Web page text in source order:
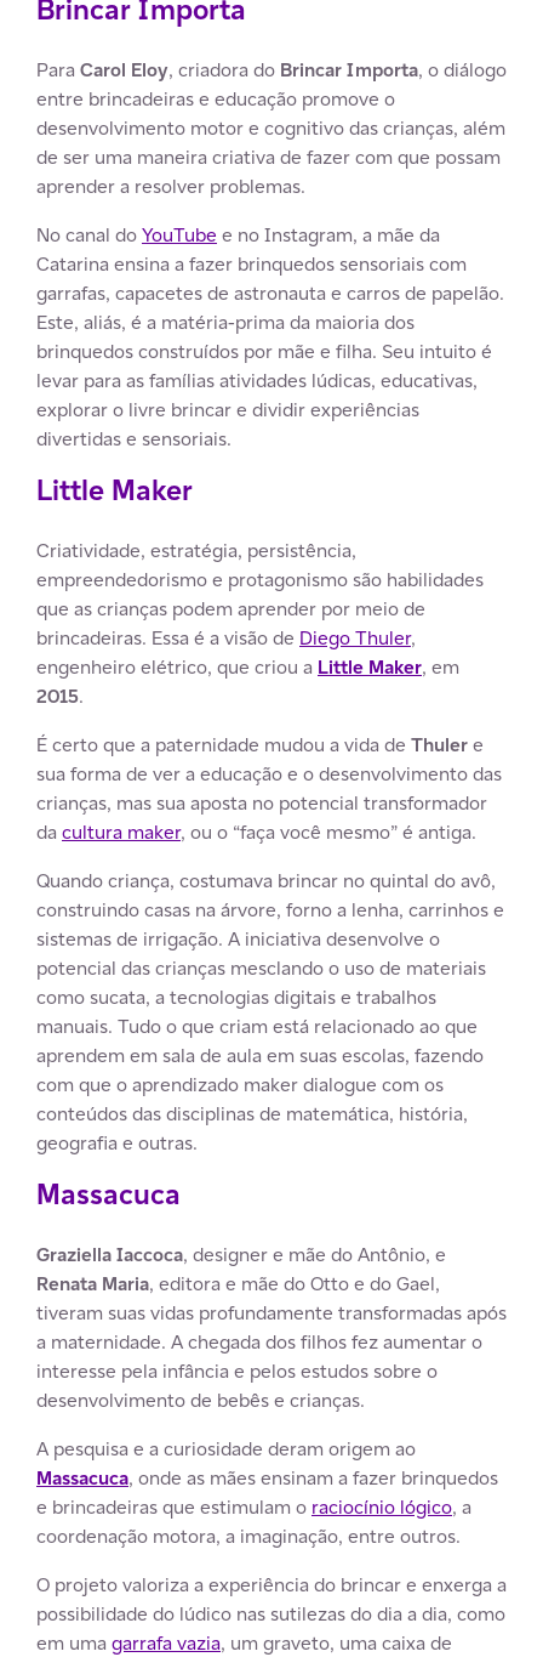
Brincar Importa
Para Carol Eloy, criadora do Brincar Importa, o diálogo
entre brincadeiras e educação promove o
desenvolvimento motor e cognitivo das crianças, além
de ser uma maneira criativa de fazer com que possam
aprender a resolver problemas.
No canal doYouTube e no Instagram, a mãe da
Catarina ensina a fazer brinquedos sensoriais com
garrafas, capacetes de astronauta e carros de papelão.
Este, aliás, é a matéria-prima da maioria dos
brinquedos construídos por mãe e filha. Seu intuito é
levar para as famílias atividades lúdicas, educativas,
explorar o livre brincar e dividir experiências
divertidas e sensoriais.
Little Maker
Criatividade, estratégia, persistência,
empreendedorismo e protagonismo são habilidades
que as crianças podem aprender por meio de
brincadeiras. Essa é a visão de Diego Thuler,
engenheiro elétrico, que criou a Little Maker, em
2015.
É certo que a paternidade mudou a vida de Thulere
sua forma de ver a educação e o desenvolvimento das
crianças, mas sua aposta no potencial transformador
da cultura maker, ou o “faça você mesmo” é antiga.
Quando criança, costumava brincar no quintal do avô,
construindo casas na árvore, forno a lenha, carrinhos e
sistemas de irrigação. A iniciativa desenvolve o
potencial das crianças mesclando o uso de materiais
como sucata, a tecnologias digitais e trabalhos
manuais. Tudo o que criam está relacionado ao que
aprendem em sala de aula em suas escolas, fazendo
com que o aprendizado maker dialogue com os
conteúdos das disciplinas de matemática, história,
geografia e outras.
Massacuca
Graziella Iaccoca, designer e mãe do Antônio, e
Renata Maria, editora e mãe do Otto e do Gael,
tiveram suas vidas profundamente transformadas após
a maternidade. A chegada dos filhos fez aumentar o
interesse pela infância e pelos estudos sobre o
desenvolvimento de bebês e crianças.
A pesquisa e a curiosidade deram origem ao
Massacuca, onde as mães ensinam a fazer brinquedos
e brincadeiras que estimulam o raciocínio lógico, a
coordenação motora, a imaginação, entre outros.
O projeto valoriza a experiência do brincar e enxerga a
possibilidade do lúdico nas sutilezas do dia a dia, como
em uma garrafa vazia, um graveto, uma caixa de